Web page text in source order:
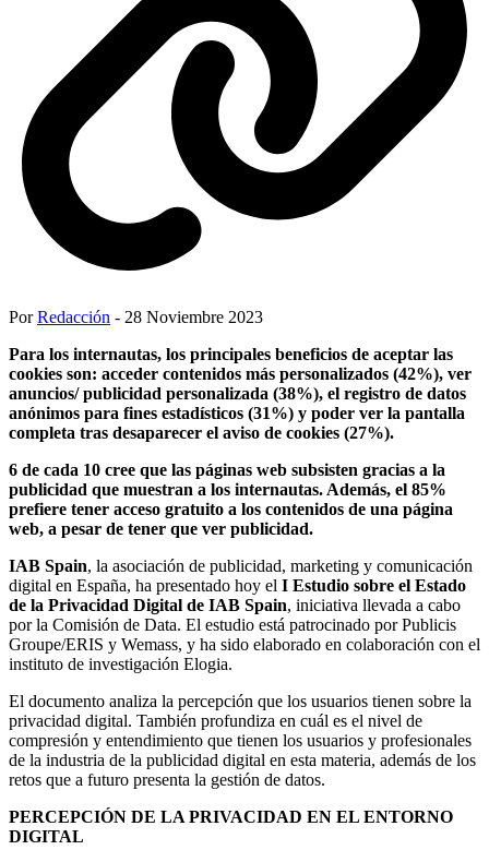
PorRedacción - 28 Noviembre 2023
Para los internautas, los principales beneficios de aceptar las
cookies son: acceder contenidos más personalizados (42%), ver
anuncios/ publicidad personalizada (38%), el registro de datos
anónimos para fines estadísticos (31%) y poder ver la pantalla
completa tras desaparecer el aviso de cookies (27%).
6 de cada 10 cree que las páginas web subsisten gracias a la
publicidad que muestran a los internautas. Además, el 85%
prefiere tener acceso gratuito a los contenidos de una página
web, a pesar de tener que ver publicidad.
IAB Spain, la asociación de publicidad, marketing y comunicación
digital en España, ha presentado hoy el I Estudio sobre el Estado
de la Privacidad Digital de IAB Spain, iniciativa llevada a cabo
por la Comisión de Data. El estudio está patrocinado por Publicis
Groupe/ERIS y Wemass, y ha sido elaborado en colaboración con el
instituto de investigación Elogia.
El documento analiza la percepción que los usuarios tienen sobre la
privacidad digital. También profundiza en cuál es el nivel de
compresión y entendimiento que tienen los usuarios y profesionales
de la industria de la publicidad digital en esta materia, además de los
retos que a futuro presenta la gestión de datos.
PERCEPCIÓN DE LA PRIVACIDAD EN EL ENTORNO
DIGITAL